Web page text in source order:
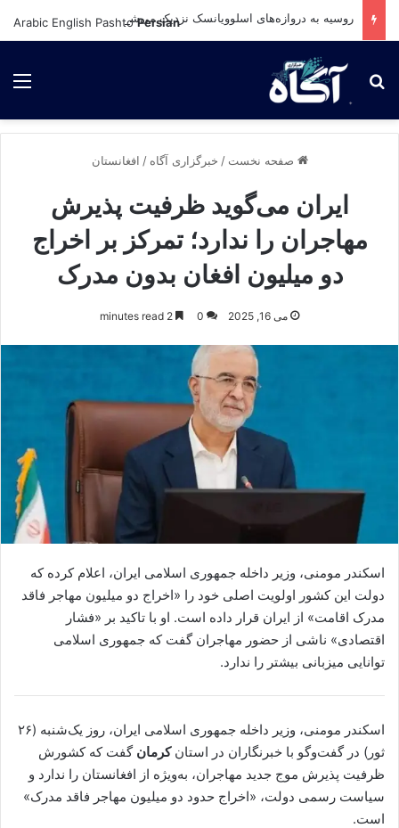
روسیه به دروازه‌های اسلوویانسک نزدیک می‌شود؛ نبرد سرنوشت‌ساز در شرق اوکراین در راه است
برای جستجو
صفحه نخست / خبرگزاری آگاه / افغانستان
ایران می‌گوید ظرفیت پذیرش
مهاجران را ندارد؛ تمرکز بر اخراج
دو میلیون افغان بدون مدرک
می 16, 2025 0
اسکندر مومنی، وزیر داخله جمهوری اسلامی ایران، اعلام کرده که
دولت این کشور اولویت اصلی خود را «اخراج دو میلیون مهاجر فاقد
مدرک اقامت» از ایران قرار داده است. او با تاکید بر «فشار
اقتصادی» ناشی از حضور مهاجران گفت که جمهوری اسلامی
توانایی میزبانی بیشتر را ندارد.
اسکندر مومنی، وزیر داخله جمهوری اسلامی ایران، روز یک‌شنبه (۲۶
ثور) در گفت‌وگو با خبرنگاران در استانکرمان گفت که کشورش
ظرفیت پذیرش موج جدید مهاجران، به‌ویژه از افغانستان را ندارد و
سیاست رسمی دولت، «اخراج حدود دو میلیون مهاجر فاقد مدرک»
است.
Arabic English Pashto Persian